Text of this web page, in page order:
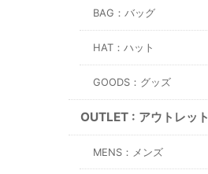
BAG：バッグ
HAT：ハット
GOODS：グッズ
OUTLET : アウトレット
MENS：メンズ